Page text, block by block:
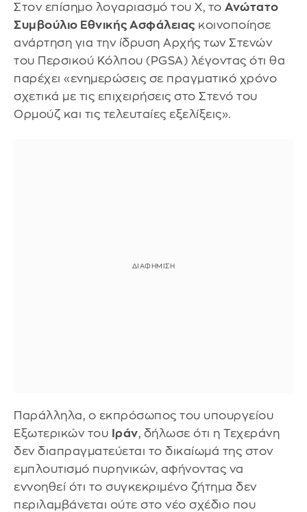
Στον επίσημο λογαριασμό του X, το Ανώτατο
Συμβούλιο Εθνικής Ασφάλειας κοινοποίησε
ανάρτηση για την ίδρυση Αρχής των Στενών
του Περσικού Κόλπου (PGSA) λέγοντας ότι θα
παρέχει «ενημερώσεις σε πραγματικό χρόνο
σχετικά με τις επιχειρήσεις στο Στενό του
Ορμούζ και τις τελευταίες εξελίξεις».
Παράλληλα, ο εκπρόσωπος του υπουργείου
Εξωτερικών του Ιράν, δήλωσε ότι η Τεχεράνη
δεν διαπραγματεύεται το δικαίωμά της στον
εμπλουτισμό πυρηνικών, αφήνοντας να
εννοηθεί ότι το συγκεκριμένο ζήτημα δεν
περιλαμβάνεται ούτε στο νέο σχέδιο που